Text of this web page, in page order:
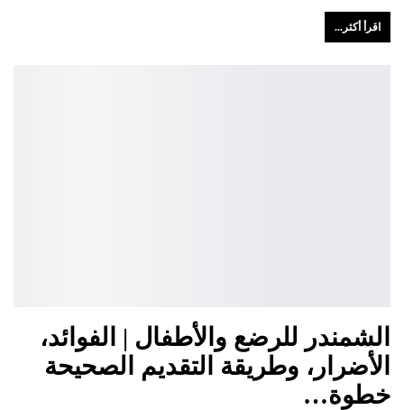
اقرأ أكثر...
الشمندر للرضع والأطفال | الفوائد،
الأضرار، وطريقة التقديم الصحيحة
خطوة…